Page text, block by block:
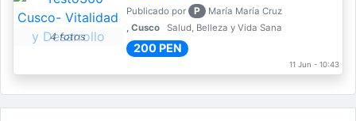
4 fotos
Publicado por P
María María Cruz
, Cusco
Salud, Belleza y Vida Sana
200 PEN
11 Jun - 10:43